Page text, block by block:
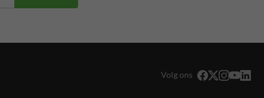
Volg ons